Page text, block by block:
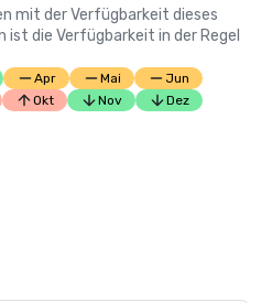
mit der Verfügbarkeit dieses
ist die Verfügbarkeit in der Regel
Apr Mai
Jun
Okt Nov Dez